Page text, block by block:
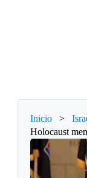
Inicio >
Holocaust